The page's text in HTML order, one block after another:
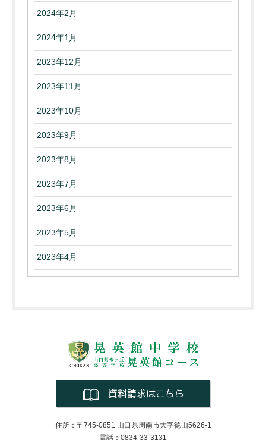
2024年2月
2024年1月
2023年12月
2023年11月
2023年10月
2023年9月
2023年8月
2023年7月
2023年6月
2023年5月
2023年4月
資料請求はこちら
住所：〒745-0851 山口県周南市大字徳山5626-1
電話：0834-33-3131